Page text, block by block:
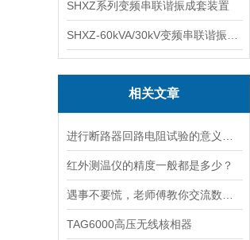
SHXZ系列变频串联谐振成套装置
相关文章
红外测温仪的精度一般都是多少？
TAG6000高压无线核相器